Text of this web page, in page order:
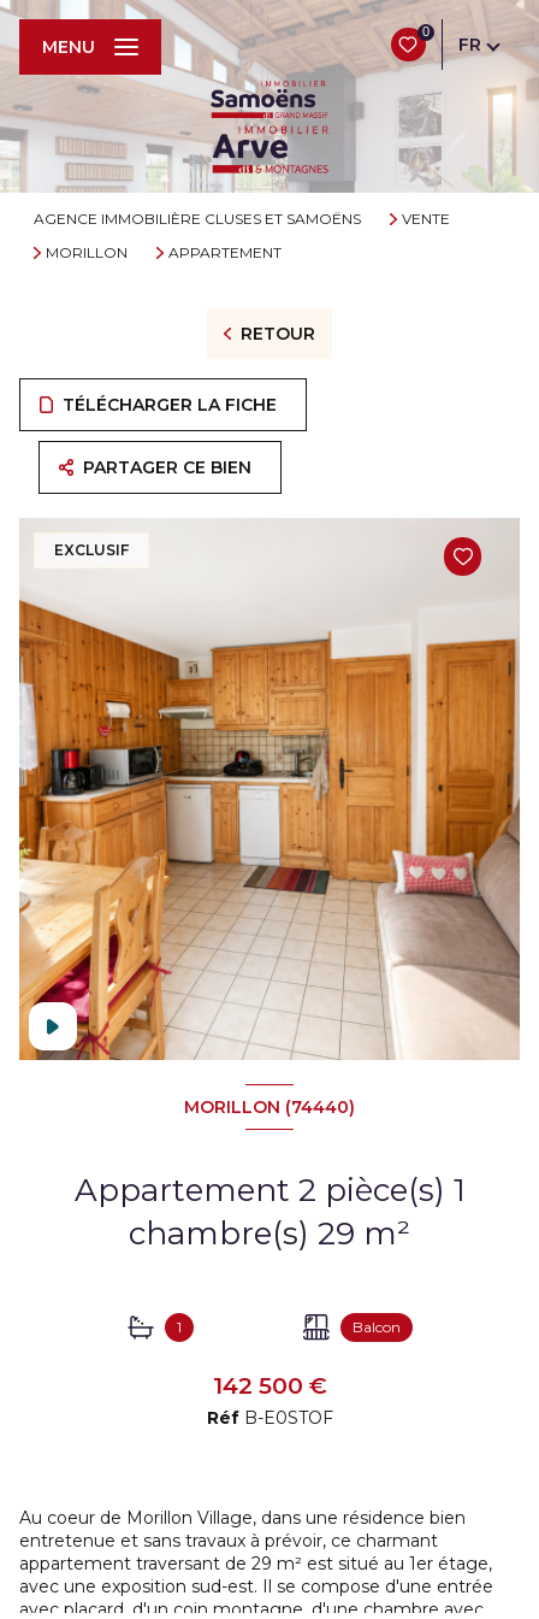
0
FR
MENU
AGENCE IMMOBILIÈRE CLUSES ET SAMOËNS
VENTE
MORILLON
APPARTEMENT
RETOUR
TÉLÉCHARGER LA FICHE
PARTAGER CE BIEN
EXCLUSIF
MORILLON (74440)
Appartement 2 pièce(s) 1
chambre(s) 29 m²
1 Balcon
142 500 €
Réf B-E0STOF
Au coeur de Morillon Village, dans une résidence bien
entretenue et sans travaux à prévoir, ce charmant
appartement traversant de 29 m² est situé au 1er étage,
avec une exposition sud-est. Il se compose d'une entrée
avec placard, d'un coin montagne, d'une chambre avec